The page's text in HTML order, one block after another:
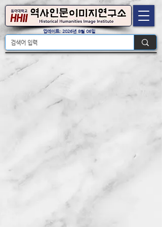
업데이트: 2026년 8월 06일